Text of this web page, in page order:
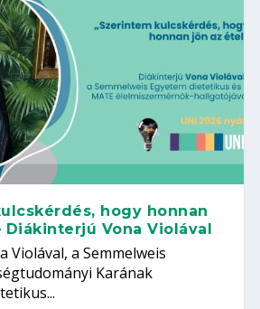
hogy honnan
Diákinterjú Vona Violával
Violával, a Semmelweis
Karának